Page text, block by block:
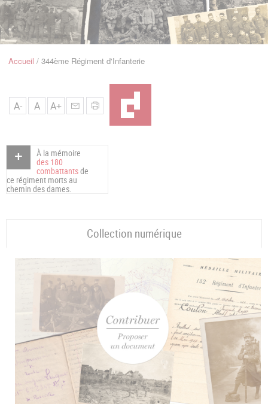
Navigation
FilAccueil 344ème Régiment d'Infanterie
A- A A+
À la mémoire
des 180
combattantsde
ce régiment morts au
chemin des dames.
Collection numérique